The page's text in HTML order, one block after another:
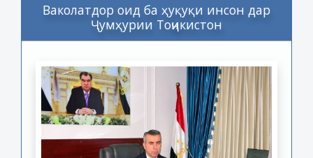
Ваколатдор оид ба ҳуқуқи инсон дар
Ҷумҳурии Тоҷикистон